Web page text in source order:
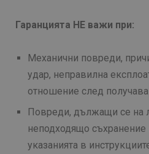
Гаранцията НЕ важи при:
Механични повреди,
удар, неправилна
отношение след
Повреди, дължащи се на
неподходящо съхранение
указанията в